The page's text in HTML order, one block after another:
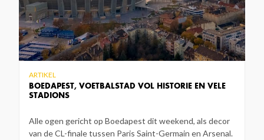
BOEDAPEST, VOETBALSTAD VOL HISTORIE EN VELE
STADIONS
ARTIKEL
Alle ogen gericht op Boedapest dit weekend, als decor
van de CL-finale tussen Paris Saint-Germain en Arsenal.